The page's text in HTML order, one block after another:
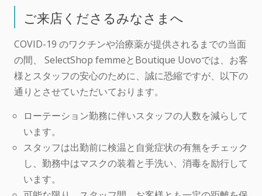
ご来店くださるみなさまへ
COVID-19 のワクチンや治療薬が提供されるまでの当面
の間、 SelectShop femmeとBoutique Uovoでは、お客
様とスタッフの安心のために、誠に恐縮ですが、以下の
通りとさせていただいております。
ローテーション勤務に伴いスタッフの人数を減らして
います。
スタッフは出勤前に検温と自覚症状の有無をチェック
し、勤務中はマスクの装着と手洗い、消毒を励行して
います。